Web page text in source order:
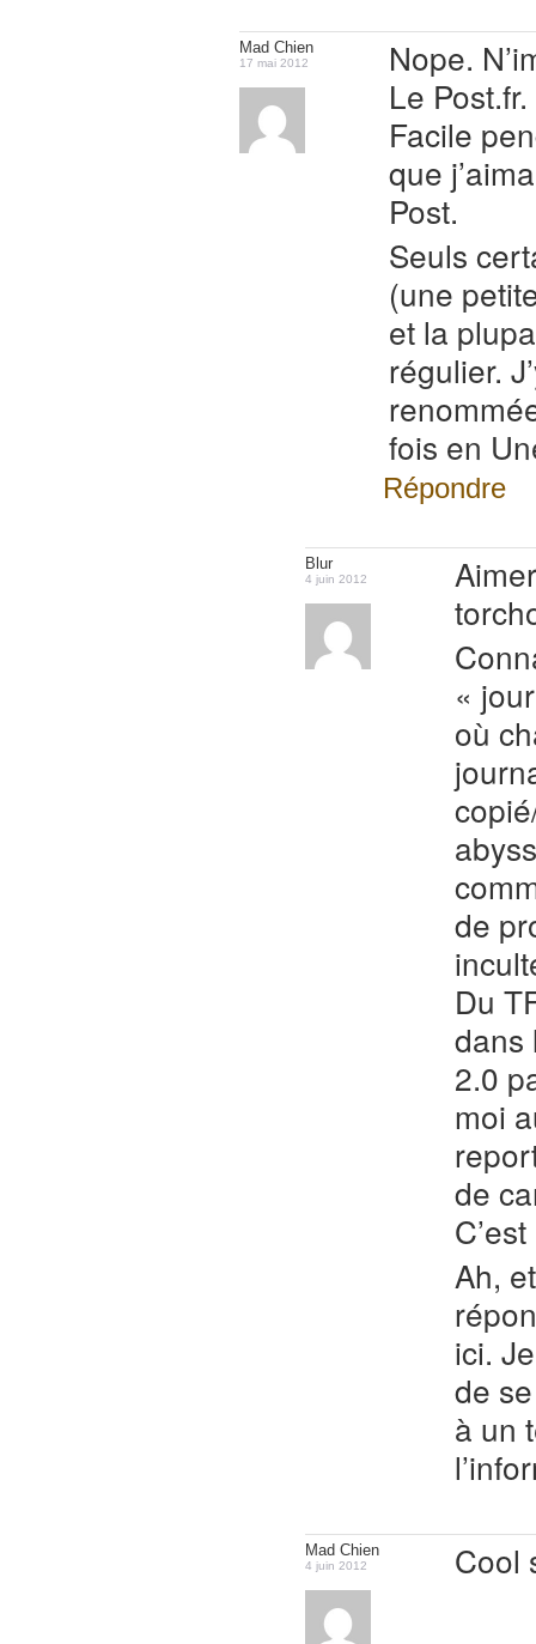
Mad Chien
17 mai 2012
Nope.
Le
Facile
que
Post.
Seuls
(une
et la
régulier.
fois en
Répondre
Blur
4 juin 2012
«
où
de
Du
dans
2.0
moi
de
Ah,
ici.
de
à un
Mad Chien
4 juin 2012 Cool